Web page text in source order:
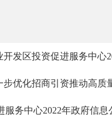
发区投资促进服务中心
优化招商引资推动高质
服务中心2022年政府信